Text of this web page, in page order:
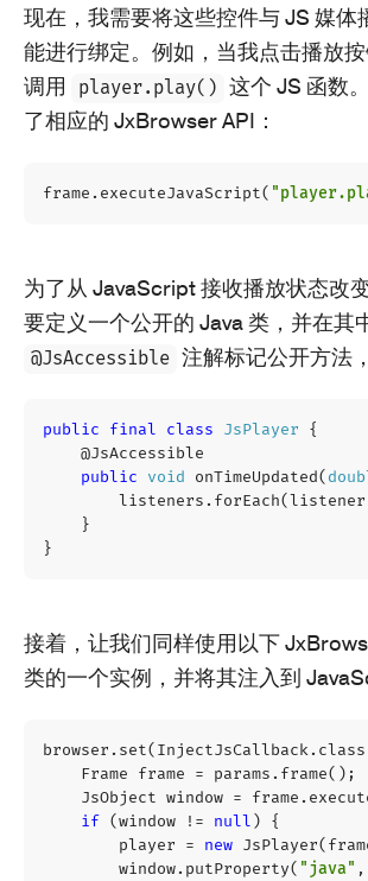
现在，我需要将这些控件与 JS 媒体
能进行绑定。例如，当我点击播放
调用
player.play() 这个 JS 函数
了相应的 JxBrowser API：
frame . executeJavaScript(
为了从 JavaScript 接收播放状态改
要定义一个公开的 Java 类，并在其
@JsAccessible 注解标记公开方法
public final class JsPlayer
{
@JsAccessible
public
void onTimeUpdated(
listeners . forEach(listener
}
}
接着，让我们同样使用以下
类的一个实例，并将其注入到
browser . set( InjectJsCallback. class
Frame
frame = params . frame();
JsObject window = frame .
if (window != null )
{
player
= new JsPlayer(
window. putProperty( "java" ,